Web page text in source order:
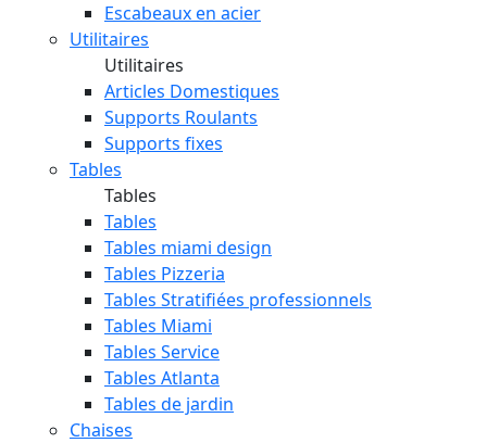
Escabeaux en acier
Utilitaires
Utilitaires
Articles Domestiques
Supports Roulants
Supports fixes
Tables
Tables
Tables
Tables miami design
Tables Pizzeria
Tables Stratifiées professionnels
Tables Miami
Tables Service
Tables Atlanta
Tables de jardin
Chaises